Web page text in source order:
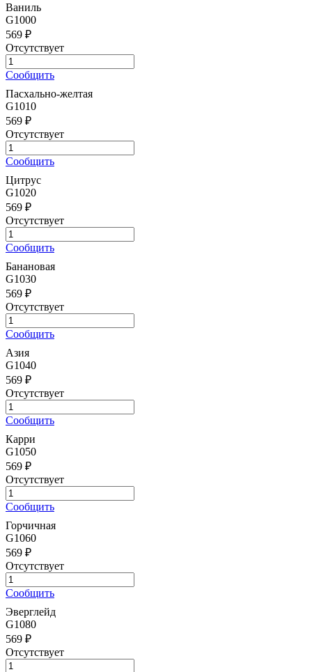
Ваниль
G1000
569 ₽
Отсутствует
Сообщить
Пасхально-желтая
G1010
569 ₽
Отсутствует
Сообщить
Цитрус
G1020
569 ₽
Отсутствует
Сообщить
Банановая
G1030
569 ₽
Отсутствует
Сообщить
Азия
G1040
569 ₽
Отсутствует
Сообщить
Карри
G1050
569 ₽
Отсутствует
Сообщить
Горчичная
G1060
569 ₽
Отсутствует
Сообщить
Эверглейд
G1080
569 ₽
Отсутствует